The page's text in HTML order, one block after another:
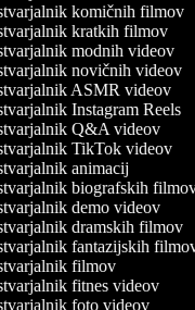
komičnih filmov
kratkih filmov
modnih videov
novičnih videov
ASMR videov
Instagram Reels
Q&A videov
TikTok videov
animacij
biografskih filmov
demo videov
dramskih filmov
fantazijskih filmov
filmov
fitnes videov
foto videov